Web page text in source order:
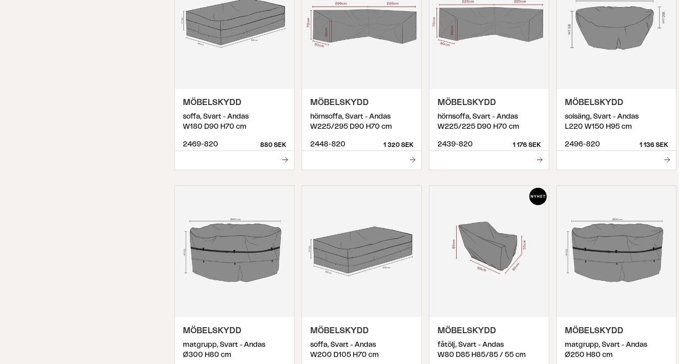
MÖBELSKYDD
soffa, Svart - Andas
W180 D90 H70 cm
2469-820 880 SEK
MÖBELSKYDD
hörnsoffa, Svart - Andas
W225/295 D90 H70 cm
2448-820 1 320 SEK
MÖBELSKYDD
hörnsoffa, Svart - Andas
W225/225 D90 H70 cm
2439-820 1 176 SEK
MÖBELSKYDD
solsäng, Svart - Andas
L220 W150 H95 cm
2496-820 1 136 SEK
MÖBELSKYDD
matgrupp, Svart - Andas
Ø300 H80 cm
MÖBELSKYDD
soffa, Svart - Andas
W200 D105 H70 cm
MÖBELSKYDD
fåtölj, Svart - Andas
W80 D85 H85/85 / 55 cm
MÖBELSKYDD
matgrupp, Svart - Andas
Ø250 H80 cm